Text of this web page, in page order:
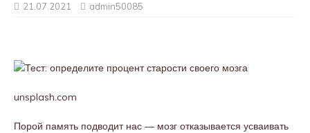
21.07.2021 admin50085
unsplash.com
Порой память подводит нас — мозг отказывается усваивать